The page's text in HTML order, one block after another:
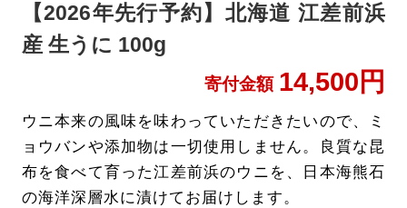
【2026年先行予約】北海道 江差前浜
産 生うに 100g
寄付金額 14,500円
ウニ本来の風味を味わっていただきたいので、ミ
ョウバンや添加物は一切使用しません。良質な昆
布を食べて育った江差前浜のウニを、日本海熊石
の海洋深層水に漬けてお届けします。